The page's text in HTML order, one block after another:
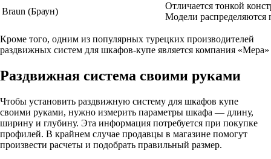
Braun (Браун)
Отличается тонкой
Модели распределяются
Кроме того, одним из популярных турецких производителей
раздвижных систем для шкафов-купе является компания «Мера»
Раздвижная система своими руками
Чтобы установить раздвижную систему для шкафов купе
своими руками, нужно измерить параметры шкафа — длину,
ширину и глубину. Эта информация потребуется при покупке
профилей. В крайнем случае продавцы в магазине помогут
произвести расчеты и подобрать правильный размер.